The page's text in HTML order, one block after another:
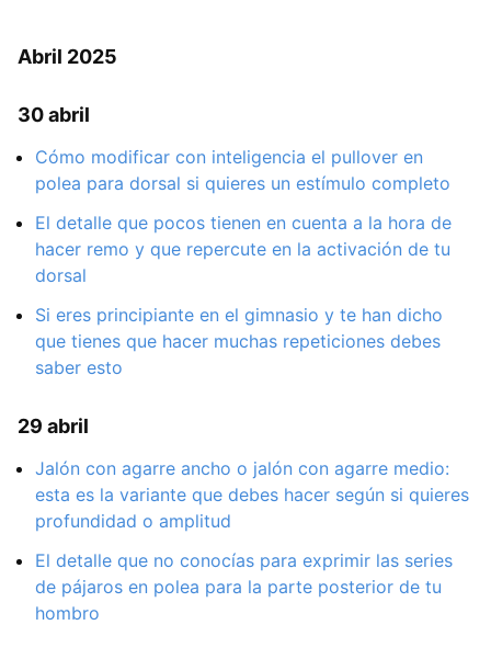
Abril 2025
30 abril
Cómo modificar con inteligencia el pullover en
polea para dorsal si quieres un estímulo completo
El detalle que pocos tienen en cuenta a la hora de
hacer remo y que repercute en la activación de tu
dorsal
Si eres principiante en el gimnasio y te han dicho
que tienes que hacer muchas repeticiones debes
saber esto
29 abril
Jalón con agarre ancho o jalón con agarre medio:
esta es la variante que debes hacer según si quieres
profundidad o amplitud
El detalle que no conocías para exprimir las series
de pájaros en polea para la parte posterior de tu
hombro